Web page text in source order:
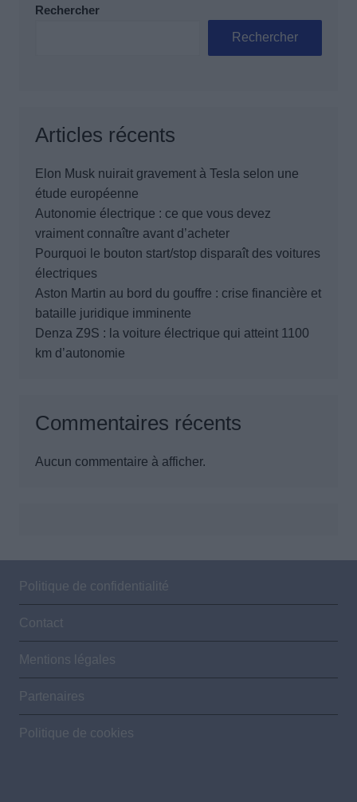
Rechercher
Rechercher
Articles récents
Elon Musk nuirait gravement à Tesla selon une
étude européenne
Autonomie électrique : ce que vous devez
vraiment connaître avant d’acheter
Pourquoi le bouton start/stop disparaît des voitures
électriques
Aston Martin au bord du gouffre : crise financière et
bataille juridique imminente
Denza Z9S : la voiture électrique qui atteint 1100
km d’autonomie
Commentaires récents
Aucun commentaire à afficher.
Politique de confidentialité
Contact
Mentions légales
Partenaires
Politique de cookies